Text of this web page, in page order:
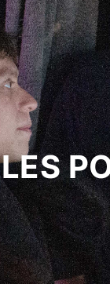
LES